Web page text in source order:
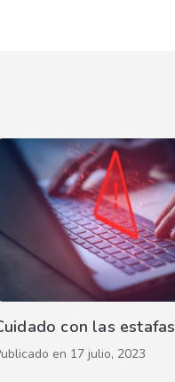
con las estafas
en 17 julio, 2023